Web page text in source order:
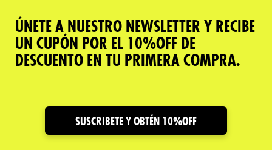
ÚNETE A NUESTRO NEWSLETTER Y RECIBE
UN CUPÓN POR EL 10%OFF DE
DESCUENTO EN TU PRIMERA COMPRA.
SUSCRIBETE Y OBTÉN 10%OFF